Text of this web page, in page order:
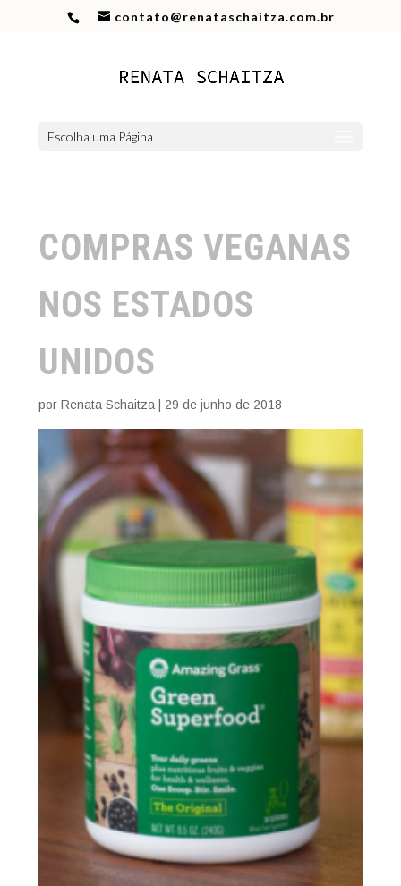
contato@renataschaitza.com.br
Escolha uma Página
COMPRAS VEGANAS
NOS ESTADOS
UNIDOS
por Renata Schaitza| 29 de junho de 2018